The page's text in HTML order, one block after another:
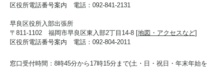
区役所電話番号案内 電話：092-841-2131
早良区役所入部出張所
〒811-1102 福岡市早良区東入部2丁目14-8 [地図・アクセスなど]
区役所電話番号案内 電話：092-804-2011
窓口受付時間：8時45分から17時15分まで(土・日・祝日・年末年始を